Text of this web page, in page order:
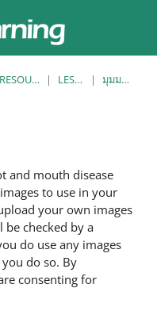
EUFMD RESOURCES: CLINICAL DIAGNOSIS LESION LIBRARY มุมมองรายการเดียว
and mouth disease
to use in your
your own images
checked by a
do use any images
do so. By
consenting for